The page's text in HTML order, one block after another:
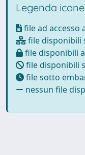
Legenda icone
file ad accesso
file disponibili
file disponibili
file disponibili
file sotto
nessun file